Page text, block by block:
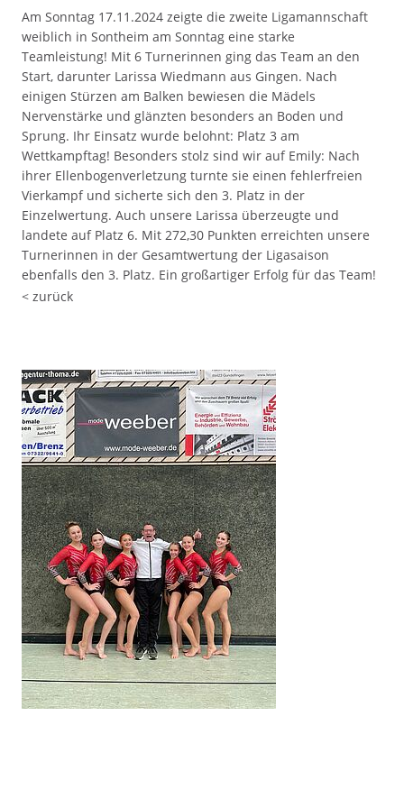
Am Sonntag 17.11.2024 zeigte die zweite Ligamannschaft
weiblich in Sontheim am Sonntag eine starke
Teamleistung! Mit 6 Turnerinnen ging das Team an den
Start, darunter Larissa Wiedmann aus Gingen. Nach
einigen Stürzen am Balken bewiesen die Mädels
Nervenstärke und glänzten besonders an Boden und
Sprung. Ihr Einsatz wurde belohnt: Platz 3 am
Wettkampftag! Besonders stolz sind wir auf Emily: Nach
ihrer Ellenbogenverletzung turnte sie einen fehlerfreien
Vierkampf und sicherte sich den 3. Platz in der
Einzelwertung. Auch unsere Larissa überzeugte und
landete auf Platz 6. Mit 272,30 Punkten erreichten unsere
Turnerinnen in der Gesamtwertung der Ligasaison
ebenfalls den 3. Platz. Ein großartiger Erfolg für das Team!
< zurück